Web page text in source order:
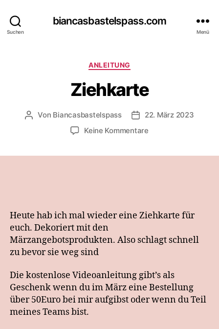
Suchen
biancasbastelspass.com
Menü
Kategorien
ANLEITUNG
Ziehkarte
Beitragsautor
Von Biancasbastelspass Beitragsdatum
22. März 2023
Keine Kommentarezu
Heute hab ich mal wieder eine Ziehkarte für
euch. Dekoriert mit den
Märzangebotsprodukten. Also schlagt schnell
zu bevor sie weg sind
Die kostenlose Videoanleitung gibt’s als
Geschenk wenn du im März eine Bestellung
über 50Euro bei mir aufgibst oder wenn du Teil
meines Teams bist.